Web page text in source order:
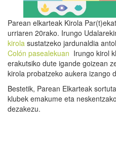
Parean elkarteak Kirola
urriaren 20rako. Irungo
kirola sustatzeko jardunaldia
Colón pasealekuan Irungo kirol
erakutsiko dute igande goizean
kirola probatzeko aukera izango
Bestetik, Parean Elkarteak
klubek emakume eta
dezakezu.